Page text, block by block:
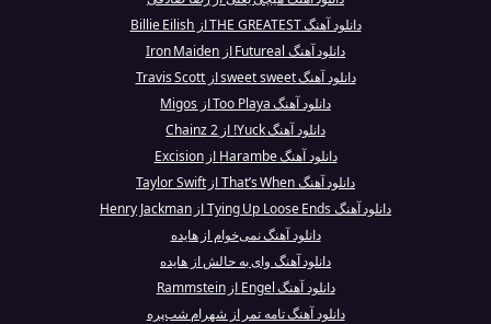
دانلود آهنگ THE GREATEST از Billie Eilish
دانلود آهنگ Futureal از Iron Maiden
دانلود آهنگ sweet sweet از Travis Scott
دانلود آهنگ Too Playa از Migos
دانلود آهنگ Yuck! از 2 Chainz
دانلود آهنگ Harambe از Excision
دانلود آهنگ That’s When از Taylor Swift
دانلود آهنگ Tying Up Loose Ends از Henry Jackman
دانلود آهنگ نمی‌خوام از هایده
دانلود آهنگ وای به حالش از هایده
دانلود آهنگ Engel از Rammstein
دانلود آهنگ تامه تمر از شهرام شب‌پره